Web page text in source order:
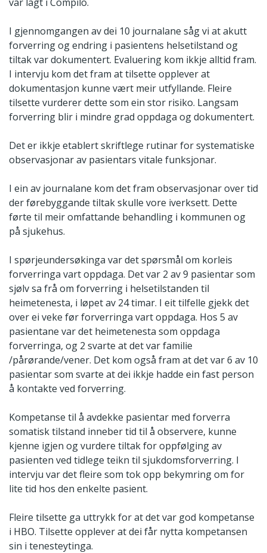
I gjennomgangen av dei 10 journalane såg vi at akutt
forverring og endring i pasientens helsetilstand og
tiltak var dokumentert. Evaluering kom ikkje alltid fram.
I intervju kom det fram at tilsette opplever at
dokumentasjon kunne vært meir utfyllande. Fleire
tilsette vurderer dette som ein stor risiko. Langsam
forverring blir i mindre grad oppdaga og dokumentert.
Det er ikkje etablert skriftlege rutinar for systematiske
observasjonar av pasientars vitale funksjonar.
I ein av journalane kom det fram observasjonar over tid
der førebyggande tiltak skulle vore iverksett. Dette
førte til meir omfattande behandling i kommunen og
på sjukehus.
I spørjeundersøkinga var det spørsmål om korleis
forverringa vart oppdaga. Det var 2 av 9 pasientar som
sjølv sa frå om forverring i helsetilstanden til
heimetenesta, i løpet av 24 timar. I eit tilfelle gjekk det
over ei veke før forverringa vart oppdaga. Hos 5 av
pasientane var det heimetenesta som oppdaga
forverringa, og 2 svarte at det var familie
/pårørande/vener. Det kom også fram at det var 6 av 10
pasientar som svarte at dei ikkje hadde ein fast person
å kontakte ved forverring.
Kompetanse til å avdekke pasientar med forverra
somatisk tilstand inneber tid til å observere, kunne
kjenne igjen og vurdere tiltak for oppfølging av
pasienten ved tidlege teikn til sjukdomsforverring. I
intervju var det fleire som tok opp bekymring om for
lite tid hos den enkelte pasient.
Fleire tilsette ga uttrykk for at det var god kompetanse
i HBO. Tilsette opplever at dei får nytta kompetansen
sin i tenesteytinga.